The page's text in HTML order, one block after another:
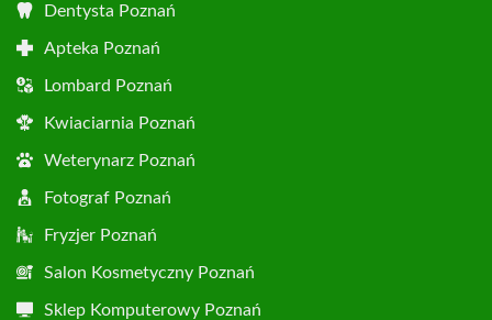
Dentysta Poznań
Apteka Poznań
Lombard Poznań
Kwiaciarnia Poznań
Weterynarz Poznań
Fotograf Poznań
Fryzjer Poznań
Salon Kosmetyczny Poznań
Sklep Komputerowy Poznań